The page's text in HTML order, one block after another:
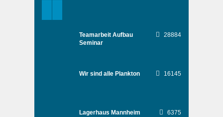
Teamarbeit Aufbau
Seminar
28884
Wir sind alle Plankton 16145
Lagerhaus Mannheim 6375